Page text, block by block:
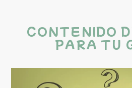
CONTENIDO
PARA TU